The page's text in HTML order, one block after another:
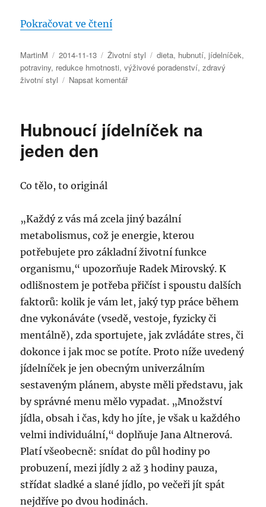
Pokračovat ve čtení„Víte, co jsou doplňky stravy a
Autor:
MartinM Publikováno:
2014-11-13 Rubriky:
Životní styl Štítky:
dieta, hubnutí,jídelníček,
potraviny, redukce hmotnosti,výživové poradenství,zdravý
životní styl
Napsat komentářpro
Víte,
se
liší
od
léčiv?
A
proč
je
o
ně
takový
zájem?
Hubnoucí jídelníček na
jeden den
Co tělo, to originál
„Každý z vás má zcela jiný bazální
metabolismus, což je energie, kterou
potřebujete pro základní životní funkce
organismu,“ upozorňuje Radek Mirovský. K
odlišnostem je potřeba přičíst i spoustu dalších
faktorů: kolik je vám let, jaký typ práce během
dne vykonáváte (vsedě, vestoje, fyzicky či
mentálně), zda sportujete, jak zvládáte stres, či
dokonce i jak moc se potíte. Proto níže uvedený
jídelníček je jen obecným univerzálním
sestaveným plánem, abyste měli představu, jak
by správné menu mělo vypadat. „Množství
jídla, obsah i čas, kdy ho jíte, je však u každého
velmi individuální,“ doplňuje Jana Altnerová.
Platí všeobecně: snídat do půl hodiny po
probuzení, mezi jídly 2 až 3 hodiny pauza,
střídat sladké a slané jídlo, po večeři jít spát
nejdříve po dvou hodinách.